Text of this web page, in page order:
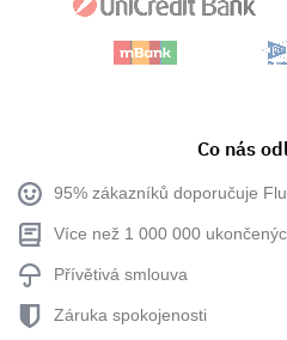
Co nás
95% zákazníků doporučuje
Více než 1 000 000
Přívětivá smlouva
Záruka spokojenosti